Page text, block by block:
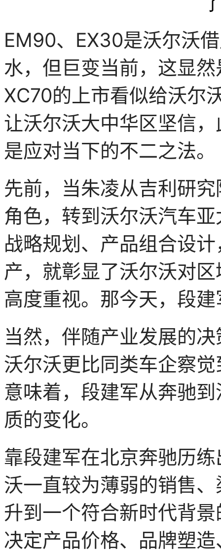
EM90、EX30是沃尔沃
水，但巨变当前，这显
XC70的上市看似给沃尔
让沃尔沃大中华区坚信
是应对当下的不二之法。
先前，当朱凌从吉利研
角色，转到沃尔沃汽车
战略规划、产品组合设
产，就彰显了沃尔沃对
高度重视。那今天，段
当然，伴随产业发展的
沃尔沃更比同类车企察
意味着，段建军从奔驰
质的变化。
靠段建军在北京奔驰历
沃一直较为薄弱的销售
升到一个符合新时代背
决定产品价格、品牌塑